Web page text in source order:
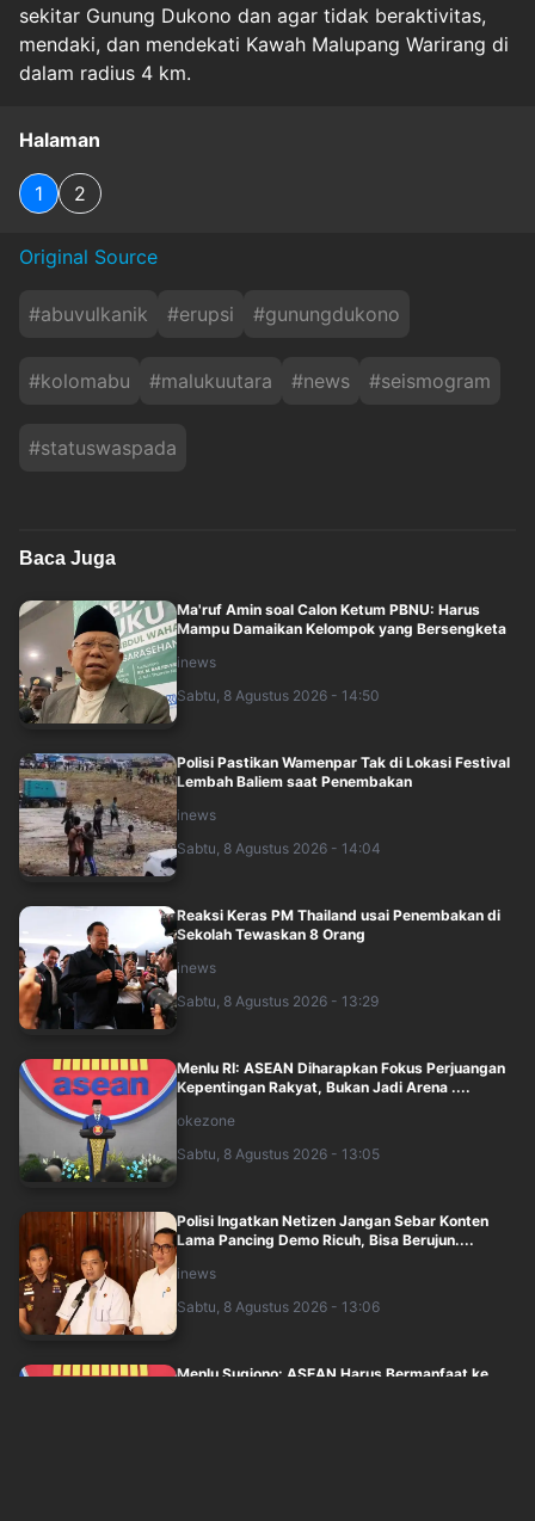
sekitar Gunung Dukono dan agar tidak beraktivitas,
mendaki, dan mendekati Kawah Malupang Warirang di
dalam radius 4 km.
Halaman
1 2
Original Source
#abuvulkanik #erupsi #gunungdukono
#kolomabu #malukuutara #news #seismogram
#statuswaspada
Baca Juga
Ma'ruf Amin soal Calon Ketum PBNU: Harus
Mampu Damaikan Kelompok yang Bersengketa
inews
Sabtu, 8 Agustus 2026 - 14:50
Polisi Pastikan Wamenpar Tak di Lokasi Festival
Lembah Baliem saat Penembakan
inews
Sabtu, 8 Agustus 2026 - 14:04
Reaksi Keras PM Thailand usai Penembakan di
Sekolah Tewaskan 8 Orang
inews
Sabtu, 8 Agustus 2026 - 13:29
Menlu RI: ASEAN Diharapkan Fokus Perjuangan
Kepentingan Rakyat, Bukan Jadi Arena ....
okezone
Sabtu, 8 Agustus 2026 - 13:05
Polisi Ingatkan Netizen Jangan Sebar Konten
Lama Pancing Demo Ricuh, Bisa Berujun....
inews
Sabtu, 8 Agustus 2026 - 13:06
Menlu Sugiono: ASEAN Harus Bermanfaat ke